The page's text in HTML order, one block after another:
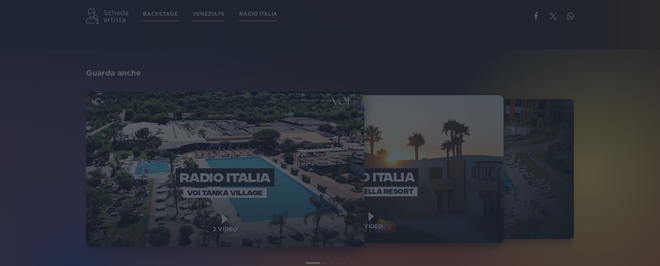
Scheda
artista
BACKSTAGE VENEZIA76 RADIO ITALIA
Guarda anche
RADIO ITALIA
VOI TANKA VILLAGE
2VIDEO
RADIO ITALIA
VOI ARENELLA RESORT
VIDEO
RADIO ITALIA
BRAVO BAIA DI TINDARI 2026